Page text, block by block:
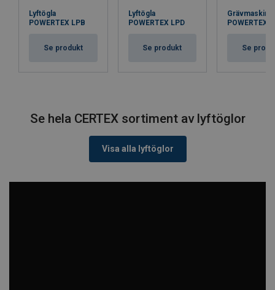
Lyftögla
POWERTEX LPB
Se produkt
Lyftögla
POWERTEX LPD
Se produkt
POWERTEX
Se
Se hela CERTEX sortiment av lyftöglor
Visa alla lyftöglor